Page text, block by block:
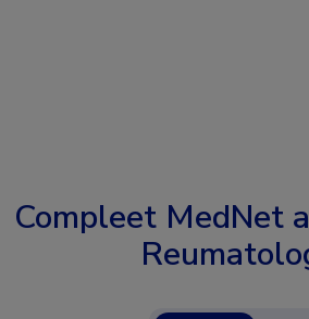
Compleet MedNet